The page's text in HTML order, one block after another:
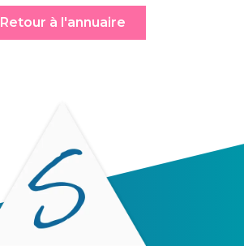
Retour à l'annuaire